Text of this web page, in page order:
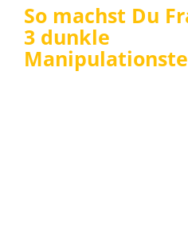
So machst Du
3 dunkle